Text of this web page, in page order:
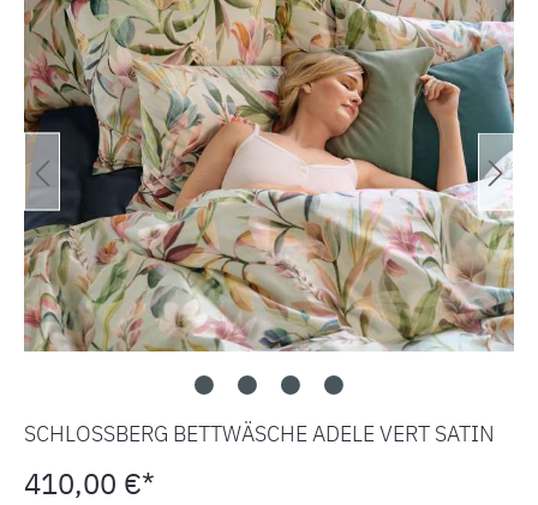
SCHLOSSBERG BETTWÄSCHE ADELE VERT SATIN
410,00 €*